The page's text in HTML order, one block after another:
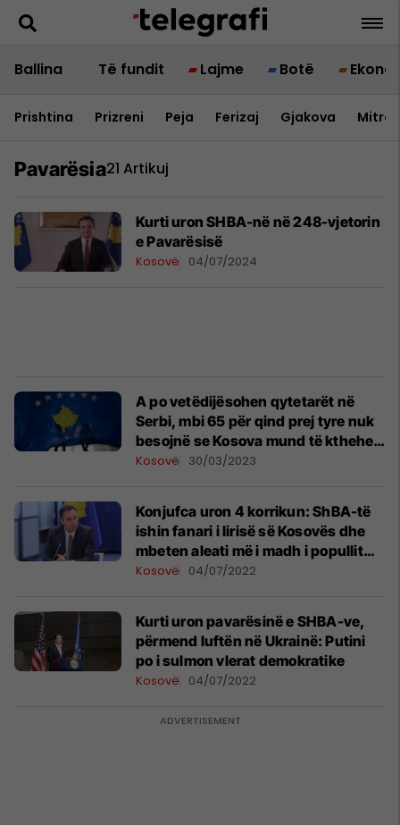
Ballina Të fundit Lajme Botë
Prishtina Prizreni Peja Ferizaj Gjakova
Pavarësia21 Artikuj
Kurti uron SHBA-në në 248-vjetorin
e Pavarësisë
Kosovë 04/07/2024
A po vetëdijësohen qytetarët në
Serbi, mbi 65 për qind prej tyre nuk
besojnë se Kosova mund të kthehet
nën administrimin serb
Kosovë 30/03/2023
Konjufca uron 4 korrikun: ShBA-të
ishin fanari i lirisë së Kosovës dhe
mbeten aleati më i madh i popullit
tonë
Kosovë 04/07/2022
Kurti uron pavarësinë e SHBA-ve,
përmend luftën në Ukrainë: Putini
po i sulmon vlerat demokratike
Kosovë 04/07/2022